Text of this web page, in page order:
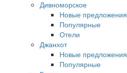
Дивноморское
Новые предложения
Популярные
Отели
Джанхот
Новые предложения
Популярные